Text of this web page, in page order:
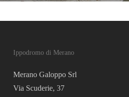
Ippodromo di Merano
Merano Galoppo Srl
Via Scuderie, 37